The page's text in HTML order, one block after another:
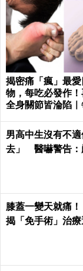
揭密痛「瘋」最
物，每吃必發作
全身關節皆淪陷
男高中生沒有不
去」 醫嚇警告：
膝蓋一變天就痛
揭「免手術」治